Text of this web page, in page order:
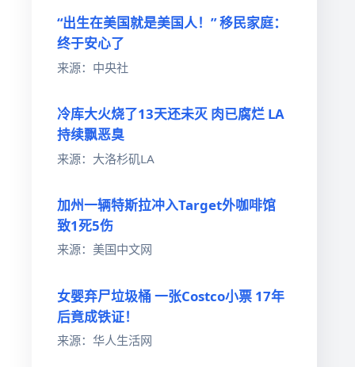
“出生在美国就是美国人！” 移民家庭：
终于安心了
来源：中央社
冷库大火烧了13天还未灭 肉已腐烂 LA
持续飘恶臭
来源：大洛杉矶LA
加州一辆特斯拉冲入Target外咖啡馆
致1死5伤
来源：美国中文网
女婴弃尸垃圾桶 一张Costco小票 17年
后竟成铁证！
来源：华人生活网